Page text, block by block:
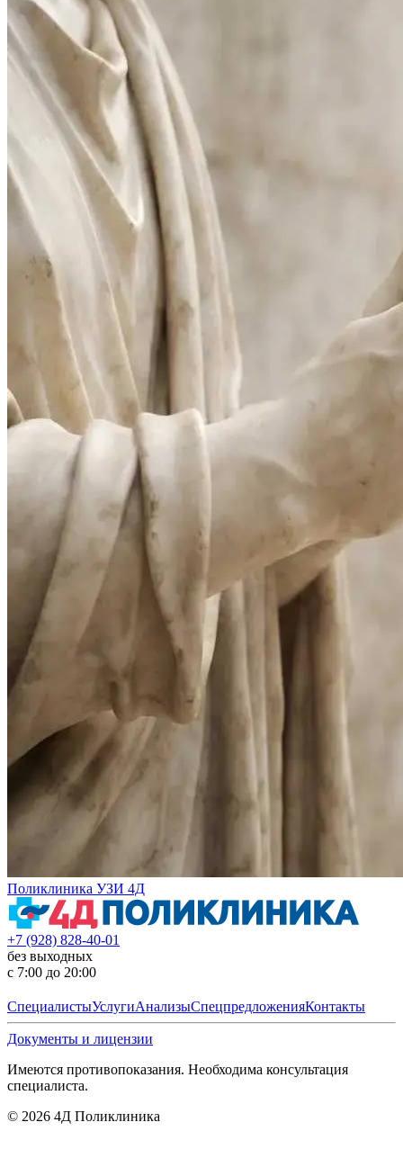
Поликлиника УЗИ 4Д
+7 (928) 828-40-01
без выходных
с 7:00 до 20:00
СпециалистыУслугиАнализыСпецпредложенияКонтакты
Документы и лицензии
Имеются противопоказания. Необходима консультация
специалиста.
© 2026 4Д Поликлиника